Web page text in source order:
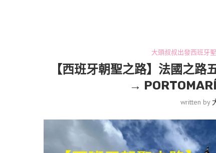
大頭叔叔出發西班牙
【西班牙朝聖之路】法國之
→
written by